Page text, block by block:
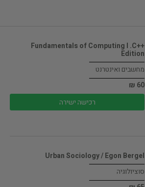
Fundamentals of Computing I .C++
Edition
מחשבים ואינטרנט
60 ₪
רכישה ישירה
Urban Sociology / Egon Bergel
סוציולוגיה